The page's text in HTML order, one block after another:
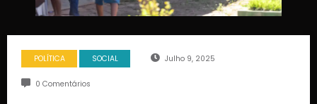
POLÍTICA SOCIAL Julho 9, 2025
0 Comentários